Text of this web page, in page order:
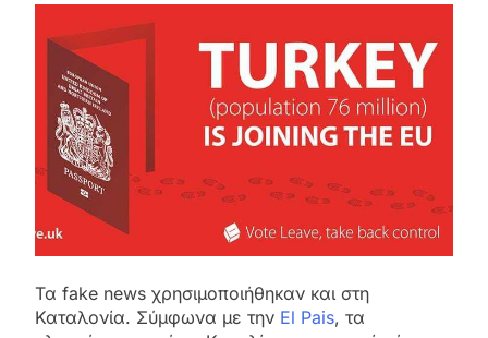
Τα fake news χρησιμοποιήθηκαν και στη
Καταλονία. Σύμφωνα με την El Pais, τα